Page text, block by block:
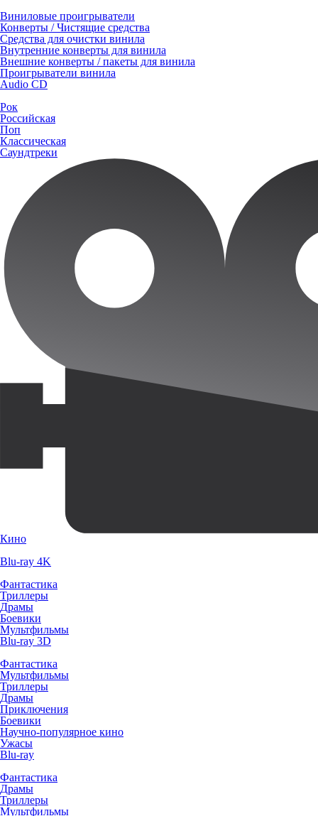
Виниловые проигрыватели
Конверты / Чистящие средства
Средства для очистки винила
Внутренние конверты для винила
Внешние конверты / пакеты для винила
Проигрыватели винила
Audio CD
Рок
Российская
Поп
Классическая
Саундтреки
Кино
Blu-ray 4K
Фантастика
Триллеры
Драмы
Боевики
Мультфильмы
Blu-ray 3D
Фантастика
Мультфильмы
Триллеры
Драмы
Приключения
Боевики
Научно-популярное кино
Ужасы
Blu-ray
Фантастика
Драмы
Триллеры
Мультфильмы